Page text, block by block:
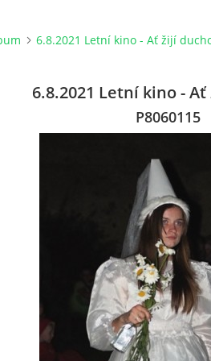
6.8.2021 Letní kino - Ať žijí
6.8.2021 Letní kino -
P8060115